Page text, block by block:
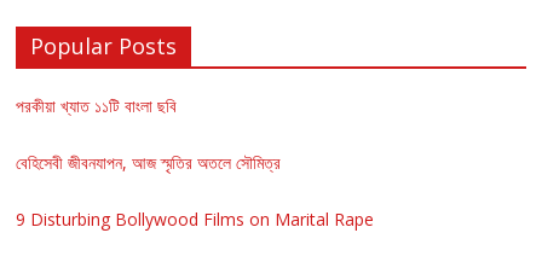
Popular Posts
পরকীয়া খ্যাত ১১টি বাংলা ছবি
বেহিসেবী জীবনযাপন, আজ স্মৃতির অতলে সৌমিত্র
9 Disturbing Bollywood Films on Marital Rape